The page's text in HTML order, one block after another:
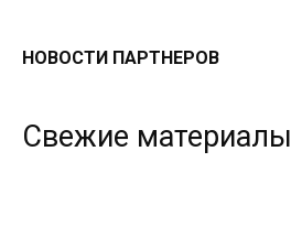
НОВОСТИ ПАРТНЕРОВ
Свежие материалы